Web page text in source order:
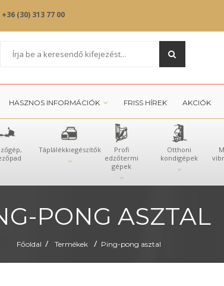
+36 (30) 313 77 00
HASZNOS INFORMÁCIÓK FRISS HÍREK AKCIÓK
Táplálékkiegészítők
Profi
edzőtermi
gépek
Otthoni
kondigépek
PONG ASZTAL
Főoldal / Termékek / Ping-pong asztal